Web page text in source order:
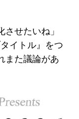
せたいね」
イトル』をつ
また議論があ